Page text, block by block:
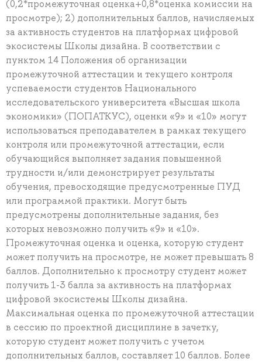
(0,2*промежуточная оценка+0,8*оценка комиссии на
просмотре); 2) дополнительных баллов, начисляемых
за активность студентов на платформах цифровой
экосистемы Школы дизайна. В соответствии с
пунктом 14 Положения об организации
промежуточной аттестации и текущего контроля
успеваемости студентов Национального
исследовательского университета «Высшая школа
экономики» (ПОПАТКУС), оценки «9» и «10» могут
использоваться преподавателем в рамках текущего
контроля или промежуточной аттестации, если
обучающийся выполняет задания повышенной
трудности и/или демонстрирует результаты
обучения, превосходящие предусмотренные ПУД
или программой практики. Могут быть
предусмотрены дополнительные задания, без
которых невозможно получить «9» и «10».
Промежуточная оценка и оценка, которую студент
может получить на просмотре, не может превышать 8
баллов. Дополнительно к просмотру студент может
получить 1-3 балла за активность на платформах
цифровой экосистемы Школы дизайна.
Максимальная оценка по промежуточной аттестации
в сессию по проектной дисциплине в зачетку,
которую студент может получить с учетом
дополнительных баллов, составляет 10 баллов. Более